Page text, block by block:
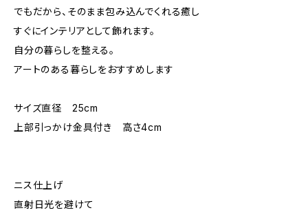
でもだから、そのまま包み込んでくれる癒し
すぐにインテリアとして飾れます。
自分の暮らしを整える。
アートのある暮らしをおすすめします
サイズ直径 25cm
上部引っかけ金具付き 高さ4cm
ニス仕上げ
直射日光を避けて